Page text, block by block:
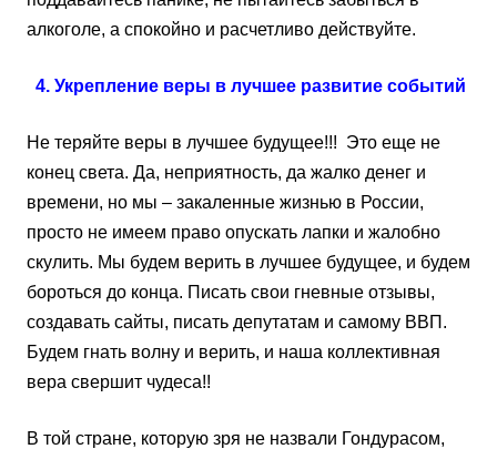
алкоголе, а спокойно и расчетливо действуйте.
4. Укрепление веры в лучшее развитие событий
Не теряйте веры в лучшее будущее!!! Это еще не
конец света. Да, неприятность, да жалко денег и
времени, но мы – закаленные жизнью в России,
просто не имеем право опускать лапки и жалобно
скулить. Мы будем верить в лучшее будущее, и будем
бороться до конца. Писать свои гневные отзывы,
создавать сайты, писать депутатам и самому ВВП.
Будем гнать волну и верить, и наша коллективная
вера свершит чудеса!!
В той стране, которую зря не назвали Гондурасом,